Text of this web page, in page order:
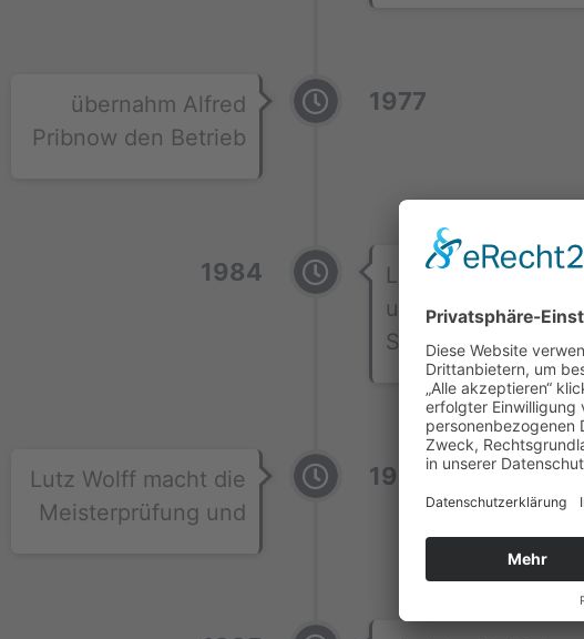
1977
übernahm Alfred
Pribnow den Betrieb
1984
Lutz Wolff schulte
um zum
Steinmetzgesellen
1991
Lutz Wolff macht die
Meisterprüfung und